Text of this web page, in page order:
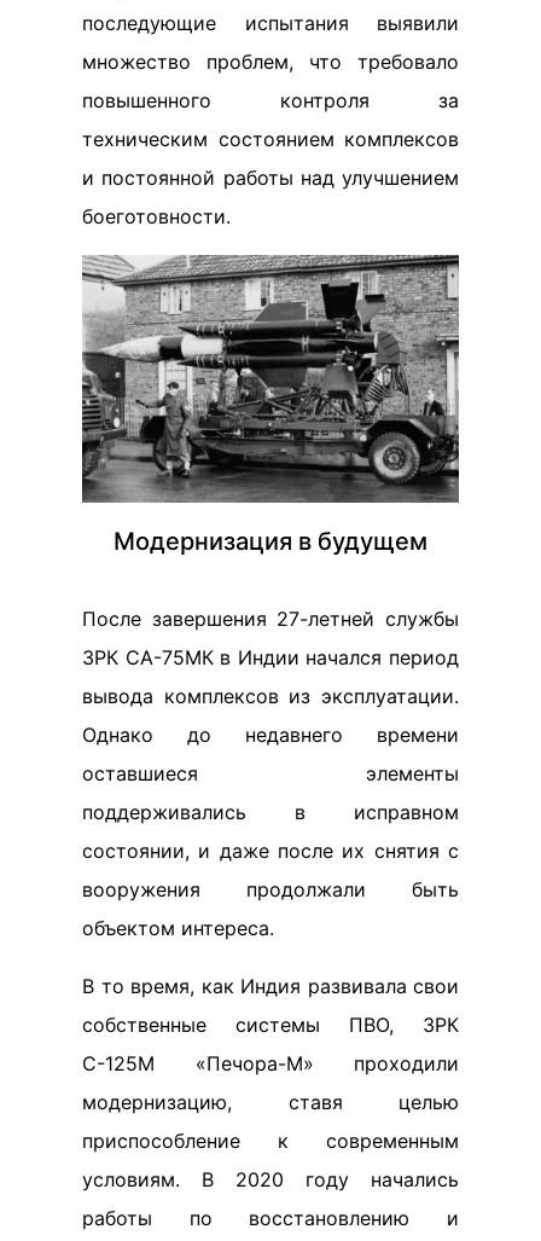
последующие испытания выявили
множество проблем, что требовало
повышенного контроля за
техническим состоянием комплексов
и постоянной работы над улучшением
боеготовности.
Модернизация в будущем
После завершения 27-летней службы
ЗРК СА-75МК в Индии начался период
вывода комплексов из эксплуатации.
Однако до недавнего времени
оставшиеся элементы
поддерживались в исправном
состоянии, и даже после их снятия с
вооружения продолжали быть
объектом интереса.
В то время, как Индия развивала свои
собственные системы ПВО, ЗРК
С-125М «Печора-М» проходили
модернизацию, ставя целью
приспособление к современным
условиям. В 2020 году начались
работы по восстановлению и